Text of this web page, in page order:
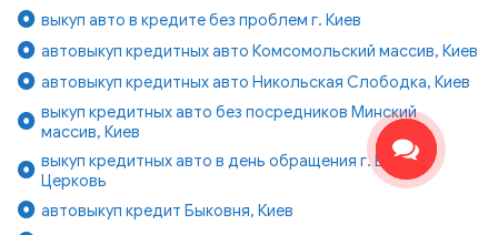
выкуп авто в кредите без проблем г. Киев
автовыкуп кредитных авто Комсомольский массив, Киев
автовыкуп кредитных авто Никольская Слободка, Киев
выкуп кредитных авто без посредников Минский
массив, Киев
выкуп кредитных авто в день обращения г. Белая
Церковь
автовыкуп кредит Быковня, Киев